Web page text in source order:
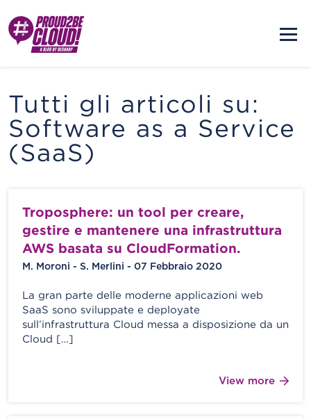
Tutti gli articoli su:
Software as a Service
(SaaS)
Troposphere: un tool per creare,
gestire e mantenere una infrastruttura
AWS basata su CloudFormation.
M. Moroni - S. Merlini - 07 Febbraio 2020
La gran parte delle moderne applicazioni web
SaaS sono sviluppate e deployate
sull’infrastruttura Cloud messa a disposizione da un
Cloud […]
View more